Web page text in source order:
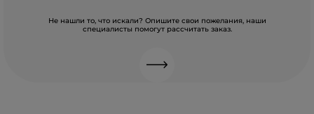
Не нашли то, что искали? Опишите свои пожелания, наши
специалисты помогут рассчитать заказ.